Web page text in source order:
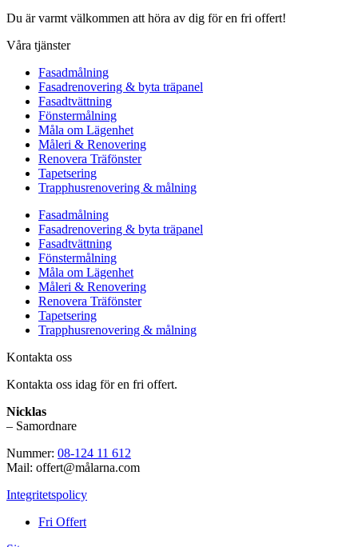
Du är varmt välkommen att höra av dig för en fri offert!
Våra tjänster
Fasadmålning
Fasadrenovering & byta träpanel
Fasadtvättning
Fönstermålning
Måla om Lägenhet
Måleri & Renovering
Renovera Träfönster
Tapetsering
Trapphusrenovering & målning
Fasadmålning
Fasadrenovering & byta träpanel
Fasadtvättning
Fönstermålning
Måla om Lägenhet
Måleri & Renovering
Renovera Träfönster
Tapetsering
Trapphusrenovering & målning
Kontakta oss
Kontakta oss idag för en fri offert.
Nicklas
– Samordnare
Nummer: 08-124 11 612
Mail: offert@målarna.com
Integritetspolicy
Fri Offert